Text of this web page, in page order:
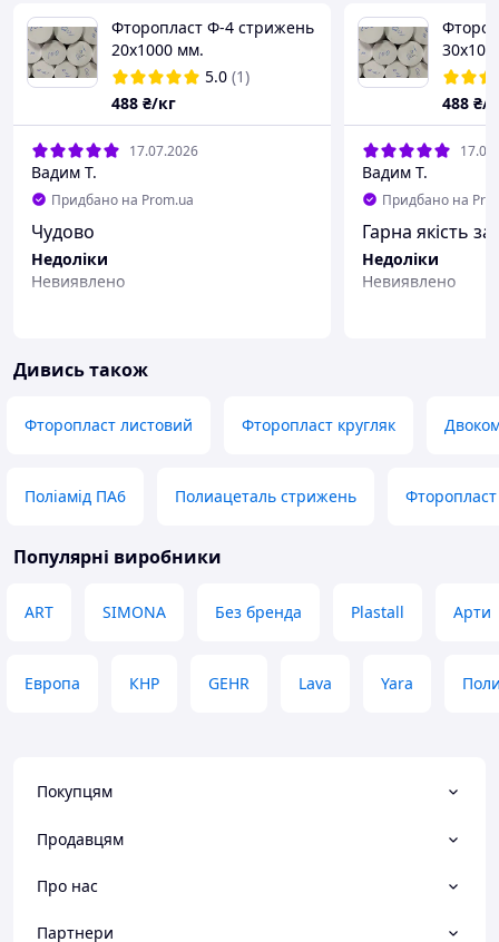
Фторопласт Ф-4 стрижень
20х1000 мм.
5.0 (1)
488 ₴/кг
17.07.2026
Вадим Т.
Придбано на Prom.ua
Чудово
Недоліки
Невиявлено
488 ₴/
Вадим Т.
Придбано на
Гарна якість за
Недоліки
Невиявлено
Дивись також
Фторопласт листовий Фторопласт кругляк
Поліамід ПА6 Полиацеталь стрижень
Популярні виробники
ART SIMONA Без бренда Plastall Арти
Европа КНР GEHR Lava Yara
Покупцям
Продавцям
Про нас
Партнери